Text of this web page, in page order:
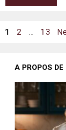
Page
1 Page
2 … Page
13
A PROPOS DE